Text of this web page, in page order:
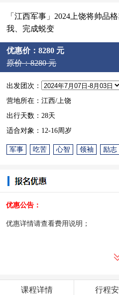
「江西军事」2024上饶将帅品
我、完成蜕变
优惠价：8280 元
原价：8280 元
出发团次：
营地所在：江西/上饶
出行天数：28天
适合对象：12-16周岁
军事 吃苦 心智 领袖 励志
优惠公告：
优惠详情请查看费用说明；
课程详情 行程